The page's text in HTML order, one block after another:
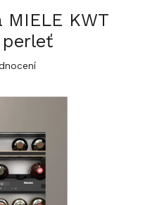
MIELE KWT
perleť